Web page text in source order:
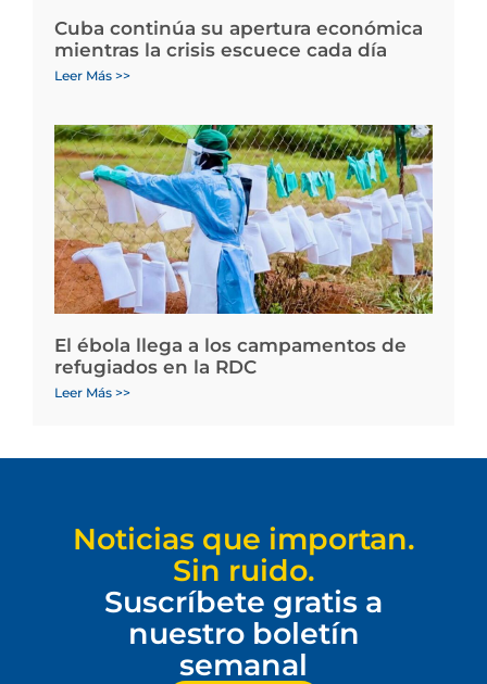
Cuba continúa su apertura económica
mientras la crisis escuece cada día
Leer Más >>
El ébola llega a los campamentos de
refugiados en la RDC
Leer Más >>
Noticias que importan.
Sin ruido.
Suscríbete gratis a
nuestro boletín
semanal